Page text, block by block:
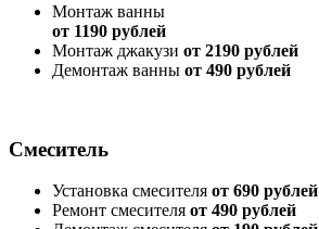
Монтаж ванны
от 1190 рублей
Монтаж джакузи от 2190 рублей
Демонтаж ванны от 490 рублей
Смеситель
Установка смесителя от 690 рублей
Ремонт смесителя от 490 рублей